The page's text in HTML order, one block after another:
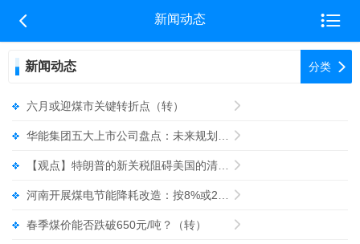
 新闻动态 
新闻动态 分类 

六月或迎煤市关键转折点（转）

华能集团五大上市公司盘点：未来规划、关键绩效等(转）

【观点】特朗普的新关税阻碍美国的清洁能源未来（转）

河南开展煤电节能降耗改造：按8%或22%配置新能源指标(转）

春季煤价能否跌破650元/吨？（转）